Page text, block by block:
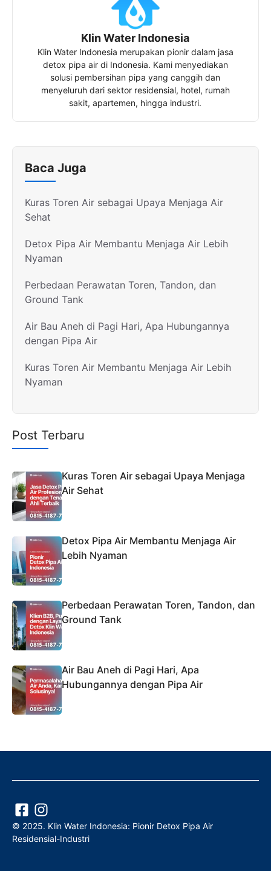
Klin Water Indonesia
Klin Water Indonesia merupakan pionir dalam jasa
detox pipa air di Indonesia. Kami menyediakan
solusi pembersihan pipa yang canggih dan
menyeluruh dari sektor residensial, hotel, rumah
sakit, apartemen, hingga industri.
Baca Juga
Kuras Toren Air sebagai Upaya Menjaga Air
Sehat
Detox Pipa Air Membantu Menjaga Air Lebih
Nyaman
Perbedaan Perawatan Toren, Tandon, dan
Ground Tank
Air Bau Aneh di Pagi Hari, Apa Hubungannya
dengan Pipa Air
Kuras Toren Air Membantu Menjaga Air Lebih
Nyaman
Post Terbaru
Kuras Toren Air sebagai Upaya Menjaga
Air Sehat
Detox Pipa Air Membantu Menjaga Air
Lebih Nyaman
Perbedaan Perawatan Toren, Tandon, dan
Ground Tank
Air Bau Aneh di Pagi Hari, Apa
Hubungannya dengan Pipa Air
© 2025. Klin Water Indonesia: Pionir Detox Pipa Air
Residensial-Industri